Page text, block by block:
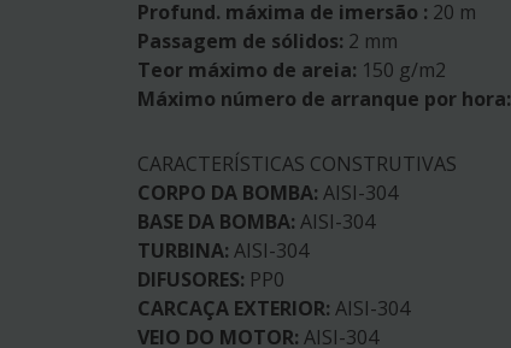
Profund. máxima de imersão : 20 m
Passagem de sólidos: 2 mm
Teor máximo de areia: 150 g/m2
Máximo número de arranque por hora:
CARACTERÍSTICAS CONSTRUTIVAS
CORPO DA BOMBA: AISI-304
BASE DA BOMBA: AISI-304
TURBINA: AISI-304
DIFUSORES: PP0
CARCAÇA EXTERIOR: AISI-304
VEIO DO MOTOR: AISI-304